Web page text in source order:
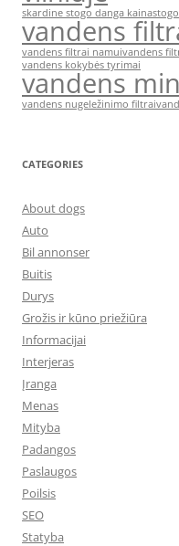
skardine stogo danga kaina
vandens
vandens filtrai namuivandens
vandens kokybės tyrimai
vandens
vandens nugeležinimo filtrai
CATEGORIES
About dogs
Auto
Bil annonser
Buitis
Durys
Grožis ir kūno priežiūra
Informacijai
Interjeras
Įranga
Menas
Mityba
Padangos
Paslaugos
Poilsis
SEO
Statyba